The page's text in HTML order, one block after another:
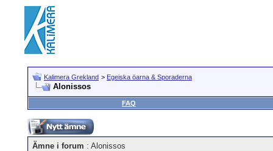
Kalimera Grekland > Egeiska öarna & Sporaderna
Alonissos
FAQ
Ämne i forum : Alonissos